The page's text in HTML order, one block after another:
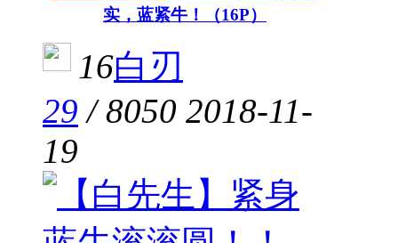
实，蓝紧牛！（16P）
16白刃
29 /8050 2018-11-
19